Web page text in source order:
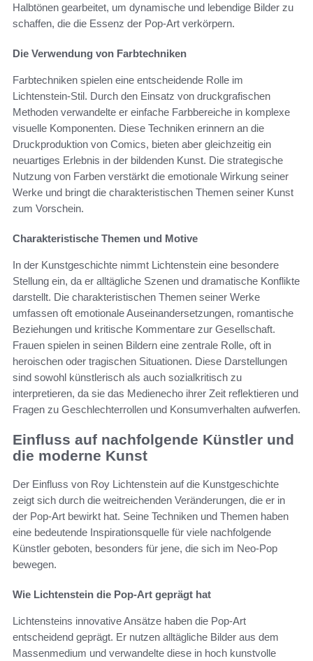
Halbtönen gearbeitet, um dynamische und lebendige Bilder zu
schaffen, die die Essenz der Pop-Art verkörpern.
Die Verwendung von Farbtechniken
Farbtechniken spielen eine entscheidende Rolle im
Lichtenstein-Stil. Durch den Einsatz von druckgrafischen
Methoden verwandelte er einfache Farbbereiche in komplexe
visuelle Komponenten. Diese Techniken erinnern an die
Druckproduktion von Comics, bieten aber gleichzeitig ein
neuartiges Erlebnis in der bildenden Kunst. Die strategische
Nutzung von Farben verstärkt die emotionale Wirkung seiner
Werke und bringt die charakteristischen Themen seiner Kunst
zum Vorschein.
Charakteristische Themen und Motive
In der Kunstgeschichte nimmt Lichtenstein eine besondere
Stellung ein, da er alltägliche Szenen und dramatische Konflikte
darstellt. Die charakteristischen Themen seiner Werke
umfassen oft emotionale Auseinandersetzungen, romantische
Beziehungen und kritische Kommentare zur Gesellschaft.
Frauen spielen in seinen Bildern eine zentrale Rolle, oft in
heroischen oder tragischen Situationen. Diese Darstellungen
sind sowohl künstlerisch als auch sozialkritisch zu
interpretieren, da sie das Medienecho ihrer Zeit reflektieren und
Fragen zu Geschlechterrollen und Konsumverhalten aufwerfen.
Einfluss auf nachfolgende Künstler und
die moderne Kunst
Der Einfluss von Roy Lichtenstein auf die Kunstgeschichte
zeigt sich durch die weitreichenden Veränderungen, die er in
der Pop-Art bewirkt hat. Seine Techniken und Themen haben
eine bedeutende Inspirationsquelle für viele nachfolgende
Künstler geboten, besonders für jene, die sich im Neo-Pop
bewegen.
Wie Lichtenstein die Pop-Art geprägt hat
Lichtensteins innovative Ansätze haben die Pop-Art
entscheidend geprägt. Er nutzen alltägliche Bilder aus dem
Massenmedium und verwandelte diese in hoch kunstvolle